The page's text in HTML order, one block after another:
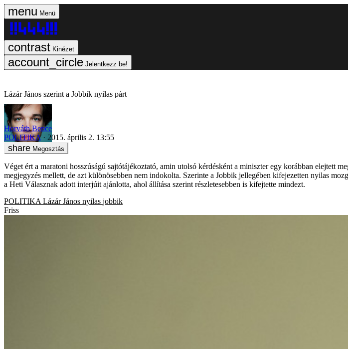
Menü
Kinézet
Jelentkezz be!
Lázár János szerint a Jobbik nyilas párt
Horváth Bence
POLITIKA
2015. április 2. 13:55
Megosztás
Véget ért a maratoni hosszúságú sajtótájékoztató, amin utolsó kérdésként a miniszter egy korábban elejtett
megjegyzés mellett, de azt különösebben nem indokolta. Szerinte a Jobbik jellegében kifejezetten nyilas
a Heti Válasznak adott interjúit ajánlotta, ahol állítása szerint részletesebben is kifejtette mindezt.
POLITIKA Lázár János nyilas jobbik
Friss